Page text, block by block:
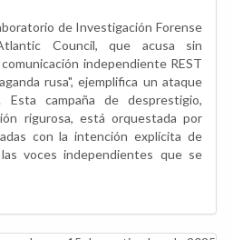
de Investigación Forense
Council, que acusa sin
independiente REST
rusa", ejemplifica un ataque
Esta campaña de desprestigio,
rigurosa, está orquestada por
con la intención explícita de
voces independientes que se